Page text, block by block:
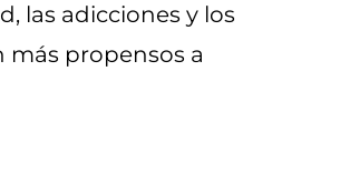
las adicciones y los
más propensos a